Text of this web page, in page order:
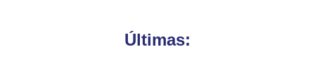
Últimas: